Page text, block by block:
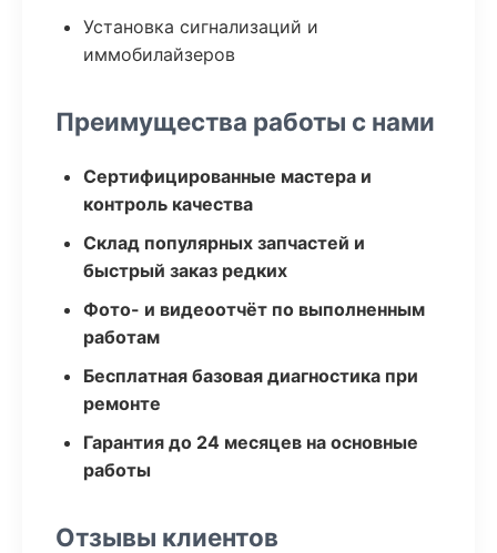
Установка сигнализаций и
иммобилайзеров
Преимущества работы с нами
Сертифицированные мастера и
контроль качества
Склад популярных запчастей и
быстрый заказ редких
Фото- и видеоотчёт по выполненным
работам
Бесплатная базовая диагностика при
ремонте
Гарантия до 24 месяцев на основные
работы
Отзывы клиентов